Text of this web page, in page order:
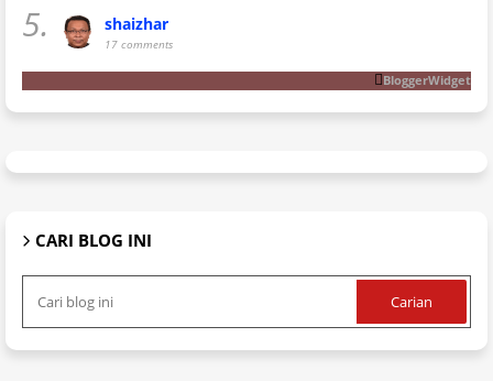
5. shaizhar
17 comments
BloggerWidget
CARI BLOG INI